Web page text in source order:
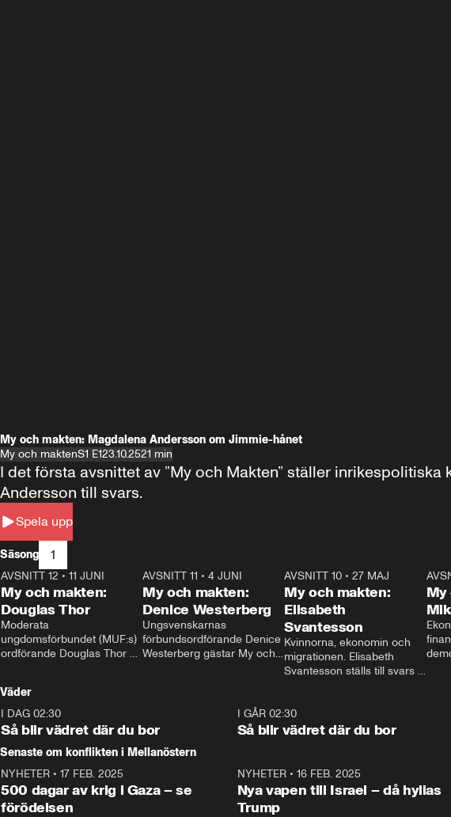
My och makten: Magdalena Andersson om Jimmie-hånet
My och maktenS1 E123.10.2521 min
Spela upp
I det första avsnittet av ”My och Makten” ställer
Andersson till svars.
Säsong 1
26:27
AVSNITT 12 • 11 JUNI
My och makten:
Douglas Thor
Moderata
ungdomsförbundet (MUF:s)
ordförande Douglas Thor
tonårsutvisningarna och hur
Moderaterna ska locka
väljare till valet i höst.
23:40
AVSNITT 11 •4 JUNI
My och makten:
Denice Westerberg
Ungsvenskarnas
förbundsordförande Denice
Westerberg gästar My och
AVSNITT 10 •27 MAJ
My och makten:
Elisabeth
Svantesson
Kvinnorna, ekonomin och
migrationen. Elisabeth
Svantesson ställs till svars
My
Väder
I DAG 02:30
Så blir vädret där du bor
I GÅR 02:30
Så blir vädret där du bor
Senaste om konflikten i Mellanöstern
NYHETER • 17 FEB. 2025
500 dagar av krig i Gaza – se
förödelsen
NYHETER• 16 FEB. 2025
Nya vapen till Israel – då hyllas
Trump